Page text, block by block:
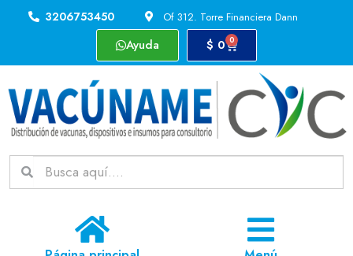
3206753450 Of 312. Torre Financiera Dann
Ayuda $ 0 0